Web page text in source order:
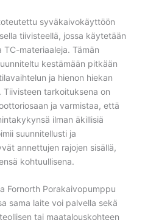
syväkaivokäyttöön
tiivisteellä, jossa käytetään
materiaaleja. Tämän
kestämään pitkään
ja hienon hiekan
tarkoituksena on
ja varmistaa, että
ilman äkillisiä
suunnitellusti ja
annettujen rajojen sisällä,
kohtuullisena.
Fornorth Porakaivopumppu
sama laite voi palvella sekä
tai maatalouskohteen